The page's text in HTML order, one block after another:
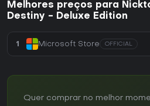
Melhores preços para
Destiny - Deluxe Edition
1 Microsoft Store OFFICIAL
Quer comprar no melhor